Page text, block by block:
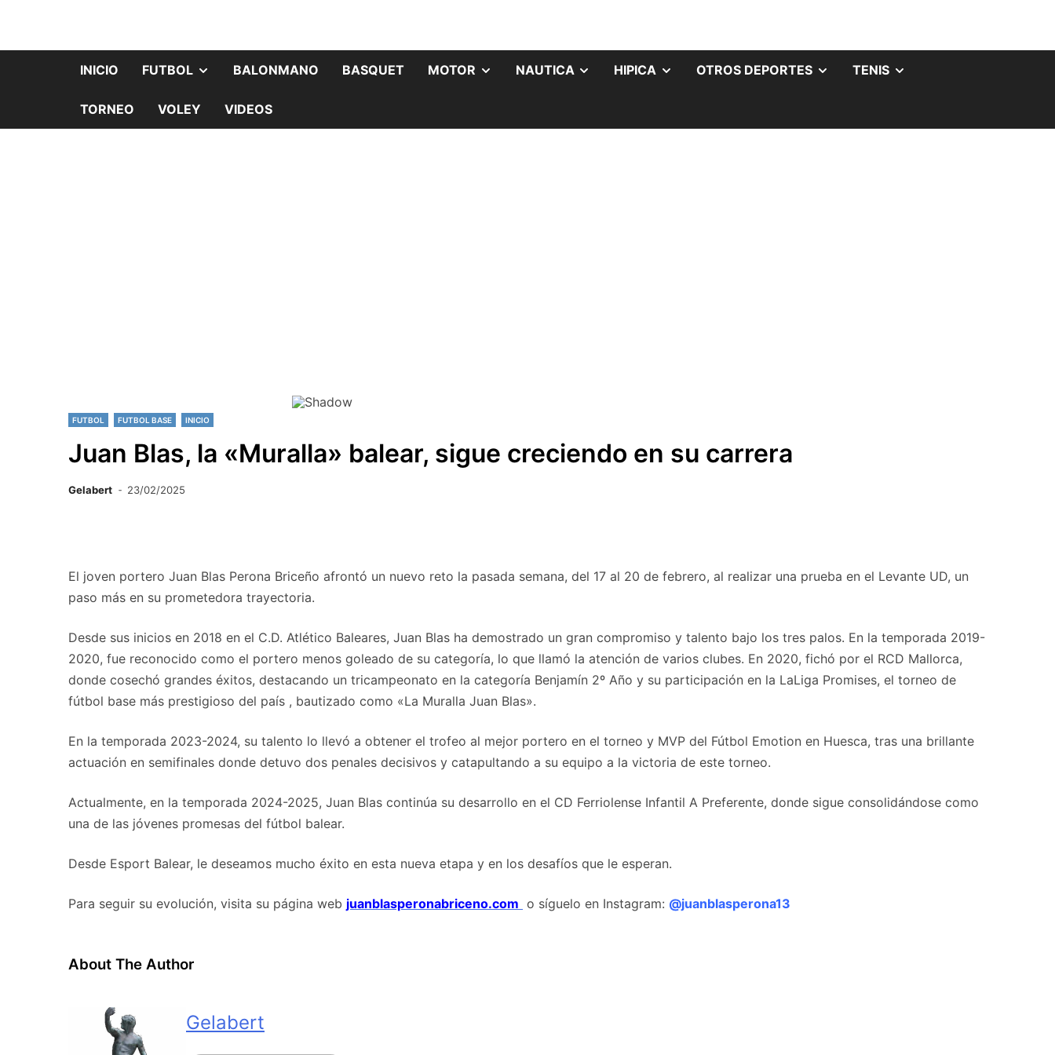
INICIO FUTBOL BALONMANO BASQUET MOTOR NAUTICA HIPICA OTROS DEPORTES TENIS
TORNEO VOLEY VIDEOS
FUTBOL FUTBOL BASE INICIO
Juan Blas, la «Muralla» balear, sigue creciendo en su carrera
Gelabert 23/02/2025
El joven portero Juan Blas Perona Briceño afrontó un nuevo reto la pasada semana, del 17 al 20 de febrero, al realizar una prueba en el Levante UD, un
paso más en su prometedora trayectoria.
Desde sus inicios en 2018 en el C.D. Atlético Baleares, Juan Blas ha demostrado un gran compromiso y talento bajo los tres palos. En la temporada 2019-
2020, fue reconocido como el portero menos goleado de su categoría, lo que llamó la atención de varios clubes. En 2020, fichó por el RCD Mallorca,
donde cosechó grandes éxitos, destacando un tricampeonato en la categoría Benjamín 2º Año y su participación en la LaLiga Promises, el torneo de
fútbol base más prestigioso del país , bautizado como «La Muralla Juan Blas».
En la temporada 2023-2024, su talento lo llevó a obtener el trofeo al mejor portero en el torneo y MVP del Fútbol Emotion en Huesca, tras una brillante
actuación en semifinales donde detuvo dos penales decisivos y catapultando a su equipo a la victoria de este torneo.
Actualmente, en la temporada 2024-2025, Juan Blas continúa su desarrollo en el CD Ferriolense Infantil A Preferente, donde sigue consolidándose como
una de las jóvenes promesas del fútbol balear.
Desde Esport Balear, le deseamos mucho éxito en esta nueva etapa y en los desafíos que le esperan.
Para seguir su evolución, visita su página web juanblasperonabriceno.com o síguelo en Instagram: @juanblasperona13
About The Author
Gelabert